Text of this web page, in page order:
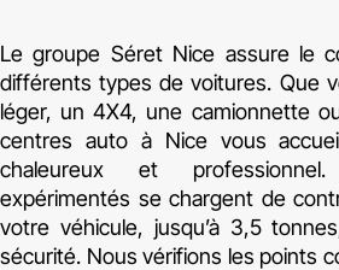
Le groupe Séret Nice assure le
différents types de voitures. Que
léger, un 4X4, une camionnette
centres auto à Nice vous
chaleureux et
expérimentés se chargent de
votre véhicule, jusqu’à 3,5
sécurité. Nous vérifions les points